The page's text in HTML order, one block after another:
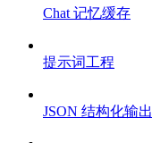
Chat 记忆缓存
提示词工程
JSON 结构化输出